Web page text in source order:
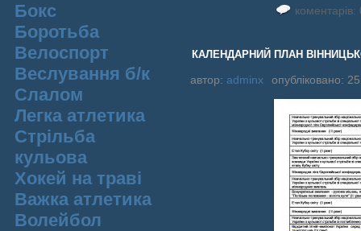
Бокс
Боротьба
Велоспорт
Веслування б/к
Cлалом
Легка атлетика
Стрільба
кульова
Хокей на траві
Важка атлетика
Волейбол
коментарів:
КАЛЕНДАРНИЙ ПЛАН
автор: adminx опубліковано: